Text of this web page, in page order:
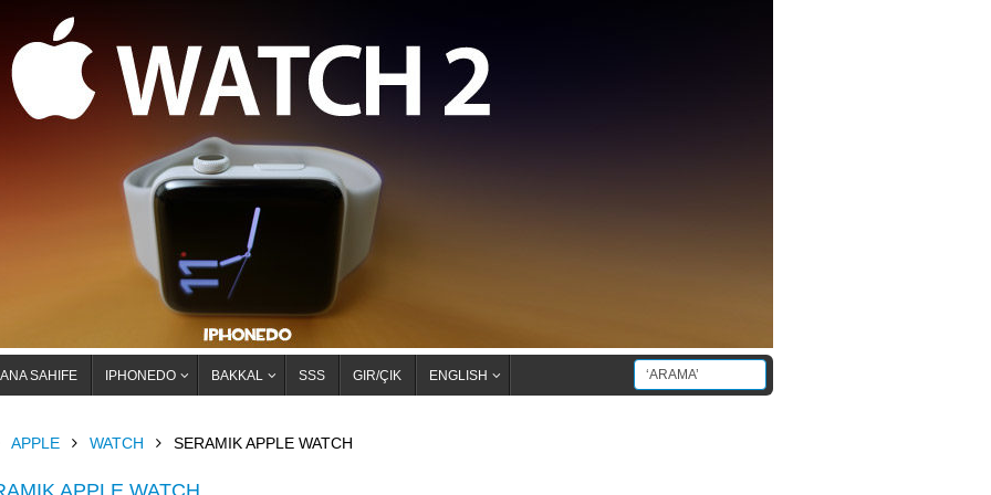
ANA SAHIFE IPHONEDO BAKKAL SSS GIR/ÇIK ENGLISH
APPLE WATCH SERAMIK APPLE WATCH
APPLE WATCH